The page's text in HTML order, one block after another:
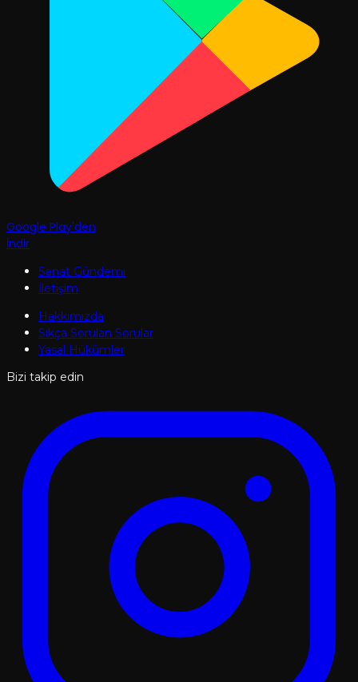
Google Play'den
İndir
Sanat Gündemi
İletişim
Hakkımızda
Sıkça Sorulan Sorular
Yasal Hükümler
Bizi takip edin